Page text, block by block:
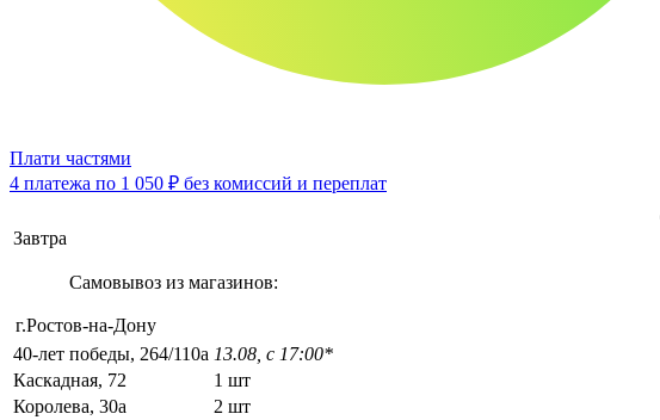
Плати частями
4 платежа по 1 050 ₽ без комиссий и переплат
Завтра
Самовывоз из магазинов:
г.Ростов-на-Дону
40-лет победы, 264/110а 13.08, с 17:00*
Каскадная, 72
1 шт
Королева, 30а
2 шт